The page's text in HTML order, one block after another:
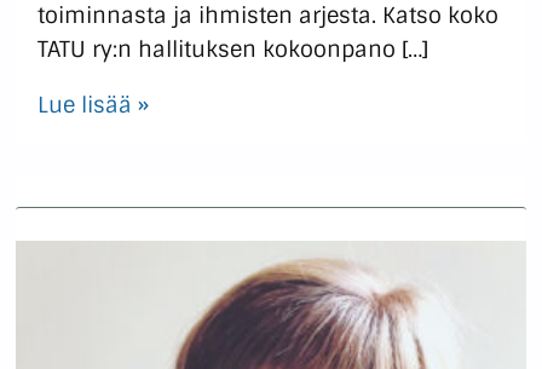
toiminnasta ja ihmisten arjesta. Katso koko
TATU ry:n hallituksen kokoonpano […]
Lue lisää »